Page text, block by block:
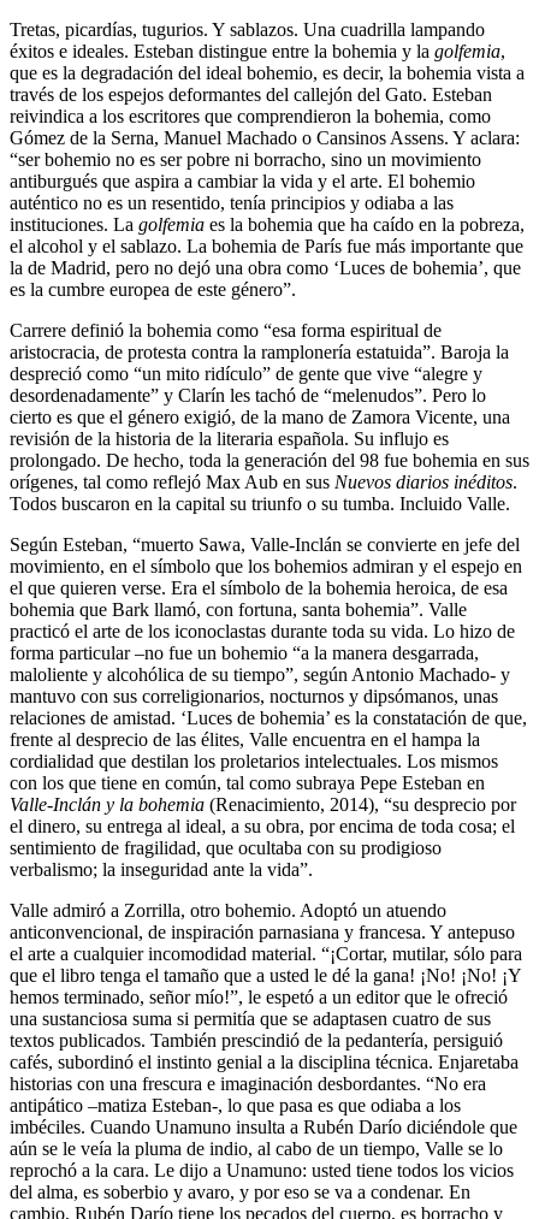
Tretas, picardías, tugurios. Y sablazos. Una cuadrilla lampando
éxitos e ideales. Esteban distingue entre la bohemia y la golfemia,
que es la degradación del ideal bohemio, es decir, la bohemia vista a
través de los espejos deformantes del callejón del Gato. Esteban
reivindica a los escritores que comprendieron la bohemia, como
Gómez de la Serna, Manuel Machado o Cansinos Assens. Y aclara:
“ser bohemio no es ser pobre ni borracho, sino un movimiento
antiburgués que aspira a cambiar la vida y el arte. El bohemio
auténtico no es un resentido, tenía principios y odiaba a las
instituciones. La golfemia es la bohemia que ha caído en la pobreza,
el alcohol y el sablazo. La bohemia de París fue más importante que
la de Madrid, pero no dejó una obra como ‘Luces de bohemia’, que
es la cumbre europea de este género”.
Carrere definió la bohemia como “esa forma espiritual de
aristocracia, de protesta contra la ramplonería estatuida”. Baroja la
despreció como “un mito ridículo” de gente que vive “alegre y
desordenadamente” y Clarín les tachó de “melenudos”. Pero lo
cierto es que el género exigió, de la mano de Zamora Vicente, una
revisión de la historia de la literaria española. Su influjo es
prolongado. De hecho, toda la generación del 98 fue bohemia en sus
orígenes, tal como reflejó Max Aub en sus Nuevos diarios inéditos.
Todos buscaron en la capital su triunfo o su tumba. Incluido Valle.
Según Esteban, “muerto Sawa, Valle-Inclán se convierte en jefe del
movimiento, en el símbolo que los bohemios admiran y el espejo en
el que quieren verse. Era el símbolo de la bohemia heroica, de esa
bohemia que Bark llamó, con fortuna, santa bohemia”. Valle
practicó el arte de los iconoclastas durante toda su vida. Lo hizo de
forma particular –no fue un bohemio “a la manera desgarrada,
maloliente y alcohólica de su tiempo”, según Antonio Machado- y
mantuvo con sus correligionarios, nocturnos y dipsómanos, unas
relaciones de amistad. ‘Luces de bohemia’ es la constatación de que,
frente al desprecio de las élites, Valle encuentra en el hampa la
cordialidad que destilan los proletarios intelectuales. Los mismos
con los que tiene en común, tal como subraya Pepe Esteban en
Valle-Inclán y la bohemia (Renacimiento, 2014), “su desprecio por
el dinero, su entrega al ideal, a su obra, por encima de toda cosa; el
sentimiento de fragilidad, que ocultaba con su prodigioso
verbalismo; la inseguridad ante la vida”.
Valle admiró a Zorrilla, otro bohemio. Adoptó un atuendo
anticonvencional, de inspiración parnasiana y francesa. Y antepuso
el arte a cualquier incomodidad material. “¡Cortar, mutilar, sólo para
que el libro tenga el tamaño que a usted le dé la gana! ¡No! ¡No! ¡Y
hemos terminado, señor mío!”, le espetó a un editor que le ofreció
una sustanciosa suma si permitía que se adaptasen cuatro de sus
textos publicados. También prescindió de la pedantería, persiguió
cafés, subordinó el instinto genial a la disciplina técnica. Enjaretaba
historias con una frescura e imaginación desbordantes. “No era
antipático –matiza Esteban-, lo que pasa es que odiaba a los
imbéciles. Cuando Unamuno insulta a Rubén Darío diciéndole que
aún se le veía la pluma de indio, al cabo de un tiempo, Valle se lo
reprochó a la cara. Le dijo a Unamuno: usted tiene todos los vicios
del alma, es soberbio y avaro, y por eso se va a condenar. En
cambio, Rubén Darío tiene los pecados del cuerpo, es borracho y